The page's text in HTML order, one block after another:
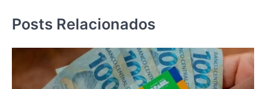
Posts Relacionados